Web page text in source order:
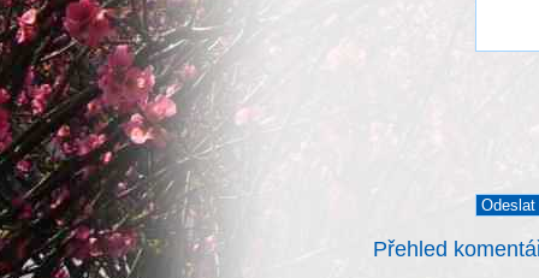
Přehled